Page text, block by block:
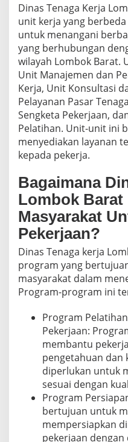
Dinas Tenaga Kerja
unit kerja yang
untuk menangani
yang berhubungan
wilayah Lombok
Unit Manajemen dan
Kerja, Unit Konsultasi
Pelayanan Pasar
Sengketa Pekerjaan,
Pelatihan. Unit-unit ini
menyediakan layanan
kepada pekerja.
Bagaimana
Lombok Barat
Masyarakat
Pekerjaan?
Dinas Tenaga kerja
program yang
masyarakat dalam
Program-program ini
Program
Pekerjaan:
membantu
pengetahuan dan
diperlukan untuk
sesuai dengan
Program
bertujuan untuk
mempersiapkan
pekerjaan